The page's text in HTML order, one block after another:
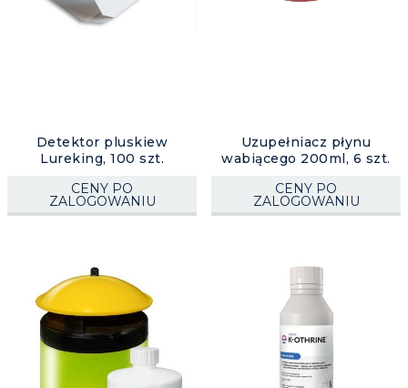
Detektor pluskiew
Lureking, 100 szt.
CENY PO
ZALOGOWANIU
Uzupełniacz płynu
wabiącego 200ml, 6 szt.
CENY PO
ZALOGOWANIU